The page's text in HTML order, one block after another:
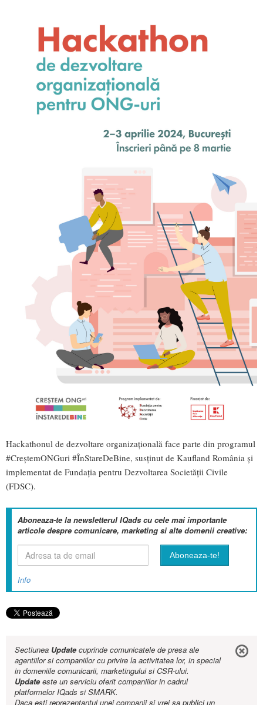
Hackathonul de dezvoltare organizațională face parte din programul
#CreștemONGuri #ÎnStareDeBine, susținut de Kaufland România și
implementat de Fundația pentru Dezvoltarea Societății Civile
(FDSC).
Aboneaza-te la newsletterul IQads cu cele mai importante
articole despre comunicare, marketing si alte domenii creative:
Info
Sectiunea Updatecuprinde comunicatele de presa ale
agentiilor si companiilor cu privire la activitatea lor, in special
in domeniile comunicarii, marketingului si CSR-ului.
Updateeste un serviciu oferit companiilor in cadrul
platformelor IQads si SMARK.
Daca esti reprezentantul unei companii si vrei sa publici un